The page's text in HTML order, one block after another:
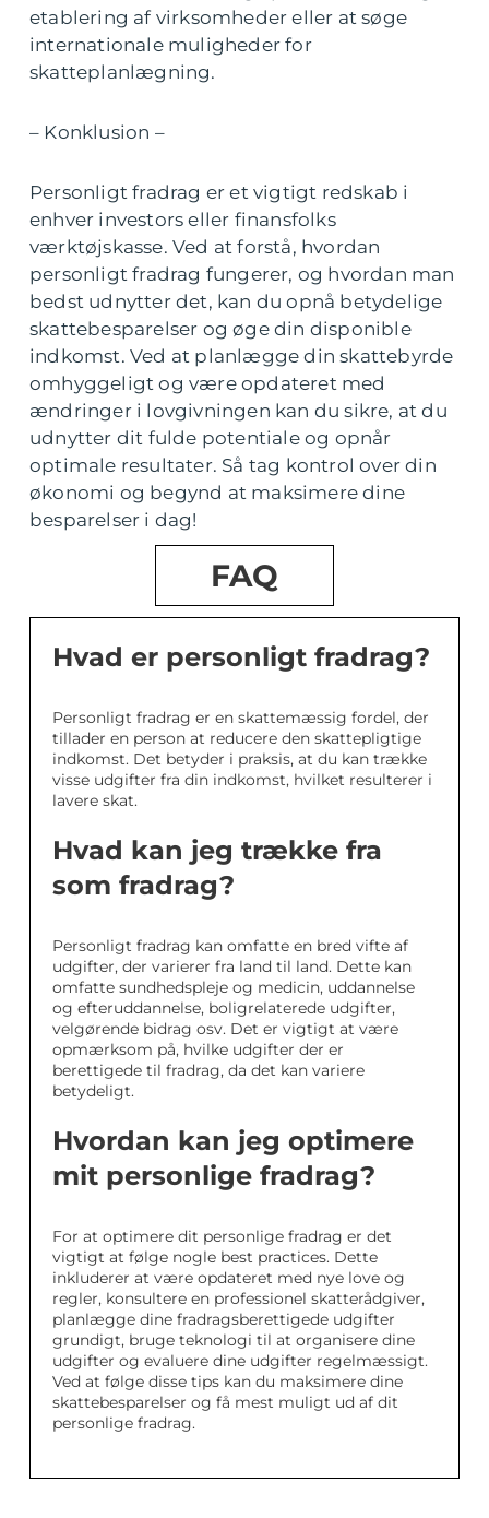
etablering af virksomheder eller at søge
internationale muligheder for
skatteplanlægning.
– Konklusion –
Personligt fradrag er et vigtigt redskab i
enhver investors eller finansfolks
værktøjskasse. Ved at forstå, hvordan
personligt fradrag fungerer, og hvordan man
bedst udnytter det, kan du opnå betydelige
skattebesparelser og øge din disponible
indkomst. Ved at planlægge din skattebyrde
omhyggeligt og være opdateret med
ændringer i lovgivningen kan du sikre, at du
udnytter dit fulde potentiale og opnår
optimale resultater. Så tag kontrol over din
økonomi og begynd at maksimere dine
besparelser i dag!
FAQ
Hvad er personligt fradrag?
Personligt fradrag er en skattemæssig fordel, der
tillader en person at reducere den skattepligtige
indkomst. Det betyder i praksis, at du kan trække
visse udgifter fra din indkomst, hvilket resulterer i
lavere skat.
Hvad kan jeg trække fra
som fradrag?
Personligt fradrag kan omfatte en bred vifte af
udgifter, der varierer fra land til land. Dette kan
omfatte sundhedspleje og medicin, uddannelse
og efteruddannelse, boligrelaterede udgifter,
velgørende bidrag osv. Det er vigtigt at være
opmærksom på, hvilke udgifter der er
berettigede til fradrag, da det kan variere
betydeligt.
Hvordan kan jeg optimere
mit personlige fradrag?
For at optimere dit personlige fradrag er det
vigtigt at følge nogle best practices. Dette
inkluderer at være opdateret med nye love og
regler, konsultere en professionel skatterådgiver,
planlægge dine fradragsberettigede udgifter
grundigt, bruge teknologi til at organisere dine
udgifter og evaluere dine udgifter regelmæssigt.
Ved at følge disse tips kan du maksimere dine
skattebesparelser og få mest muligt ud af dit
personlige fradrag.